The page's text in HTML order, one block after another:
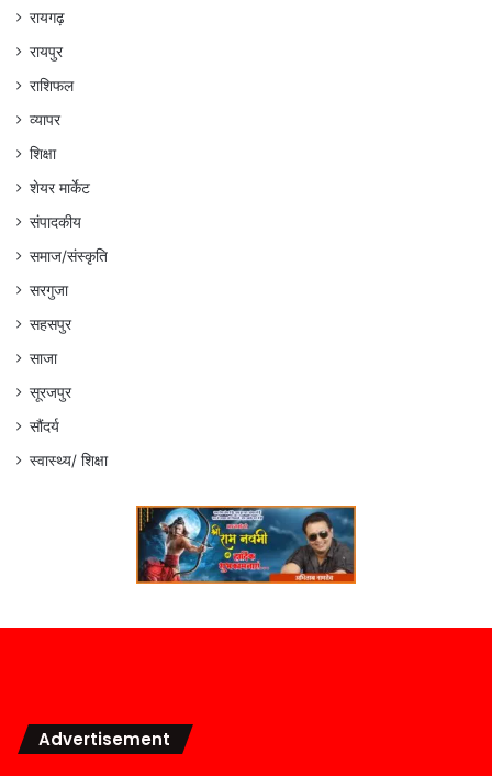
रायगढ़
रायपुर
राशिफल
व्यापर
शिक्षा
शेयर मार्केट
संपादकीय
समाज/संस्कृति
सरगुजा
सहसपुर
साजा
सूरजपुर
सौंदर्य
स्वास्थ्य/ शिक्षा
Advertisement